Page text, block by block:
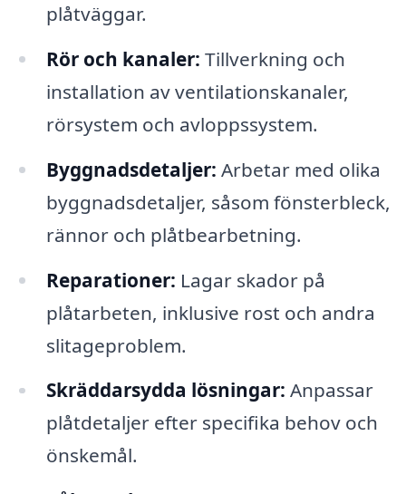
plåtväggar.
Rör och kanaler: Tillverkning och
installation av ventilationskanaler,
rörsystem och avloppssystem.
Byggnadsdetaljer: Arbetar med olika
byggnadsdetaljer, såsom fönsterbleck,
rännor och plåtbearbetning.
Reparationer: Lagar skador på
plåtarbeten, inklusive rost och andra
slitageproblem.
Skräddarsydda lösningar: Anpassar
plåtdetaljer efter specifika behov och
önskemål.